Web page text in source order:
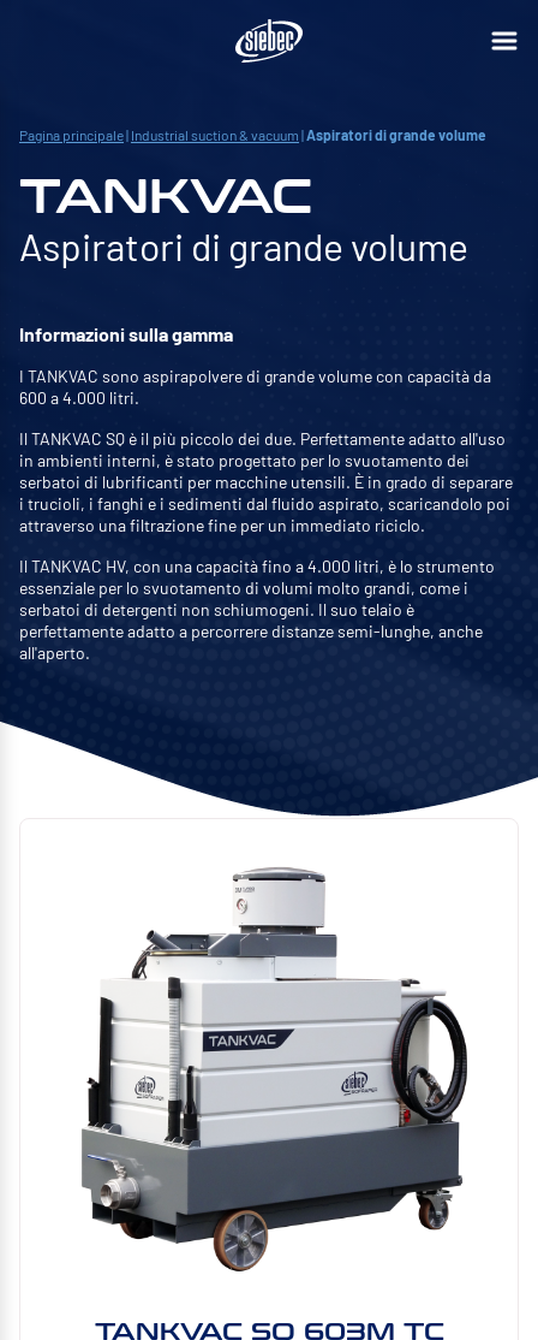
Pagina principale| Industrial suction & vacuum |Aspiratori di grande volume
TANKVAC
Aspiratori di grande volume
Informazioni sulla gamma
I TANKVAC sono aspirapolvere di grande volume con capacità da
600 a 4.000 litri.
Il TANKVAC SQ è il più piccolo dei due. Perfettamente adatto all'uso
in ambienti interni, è stato progettato per lo svuotamento dei
serbatoi di lubrificanti per macchine utensili. È in grado di separare
i trucioli, i fanghi e i sedimenti dal fluido aspirato, scaricandolo poi
attraverso una filtrazione fine per un immediato riciclo.
Il TANKVAC HV, con una capacità fino a 4.000 litri, è lo strumento
essenziale per lo svuotamento di volumi molto grandi, come i
serbatoi di detergenti non schiumogeni. Il suo telaio è
perfettamente adatto a percorrere distanze semi-lunghe, anche
all'aperto.
TANKVAC SQ 603M TC